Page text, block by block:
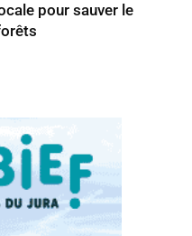
pour sauver le